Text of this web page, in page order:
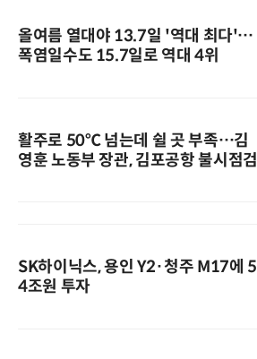
올여름 열대야 13.7일 '역대 최다'…
폭염일수도 15.7일로 역대 4위
활주로 50℃ 넘는데 쉴 곳 부족…김
영훈 노동부 장관, 김포공항 불시점검
SK하이닉스, 용인 Y2·청주 M17에 5
4조원 투자